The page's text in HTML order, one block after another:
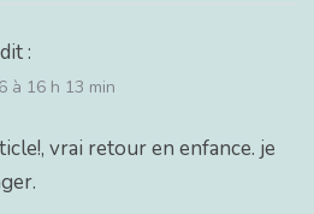
dit :
à 16 h 13 min
vrai retour en enfance. je